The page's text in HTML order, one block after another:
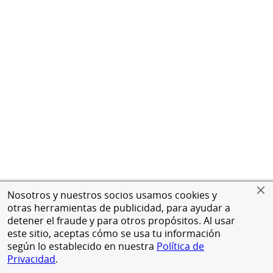
Nosotros y nuestros socios usamos cookies y
otras herramientas de publicidad, para ayudar a
detener el fraude y para otros propósitos. Al usar
este sitio, aceptas cómo se usa tu información
según lo establecido en nuestra Política de
Privacidad.